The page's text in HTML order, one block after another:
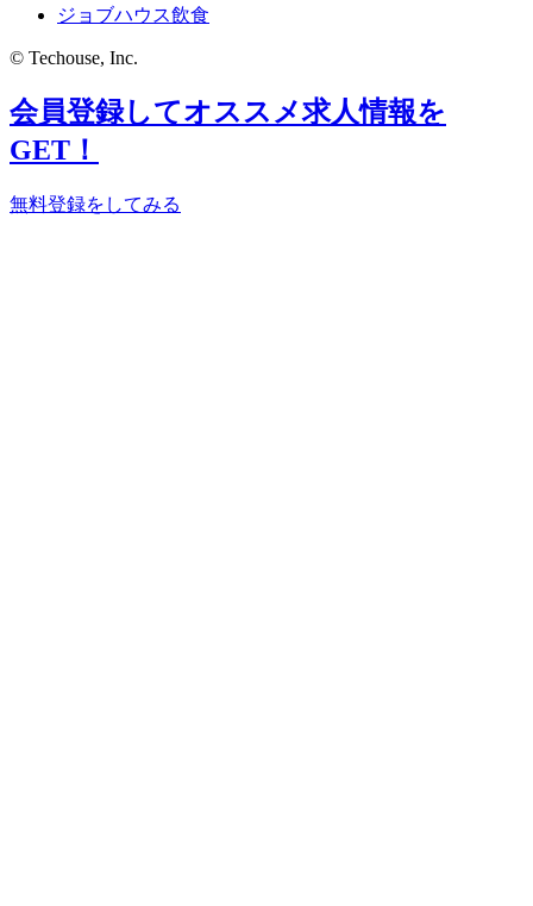
ジョブハウス飲食
© Techouse, Inc.
会員登録してオススメ求人情報を
GET！
無料登録をしてみる